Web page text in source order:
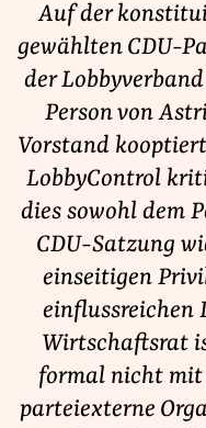
Lobbyismus und Klima
Macht der Digitalkonzerne
Spenden & Fördern
Fördermitglied werden
Jetzt Spenden
Geschenkspende
Bußgelder und
Projektspende
Testamentsspende
Presse
Newsletter
Appelle unterzeichnen
Auf der
gewählten CDU-
der
Person von
Vorstand
LobbyControl
dies sowohl dem
CDU-Satzung
einseitigen
einflussreichen
Wirtschaftsrat
formal nicht mit
parteiexterne